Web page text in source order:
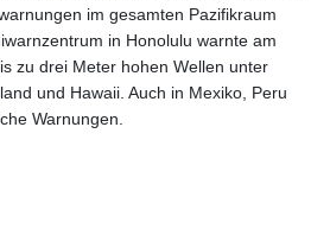
KWD 0.356853
KYD 0.963346
KZT 541.784389
LAK 26108.437325
LBP
im gesamten Pazifikraum
in Honolulu warnte am
zu drei Meter hohen Wellen unter
und Hawaii. Auch in Mexiko, Peru
Warnungen.